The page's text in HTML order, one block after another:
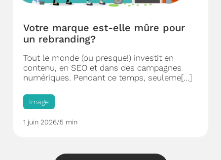
Votre marque est-elle mûre pour
un rebranding?
Tout le monde (ou presque!) investit en
contenu, en SEO et dans des campagnes
numériques. Pendant ce temps, seuleme[...]
Image
1 juin 2026/5 min